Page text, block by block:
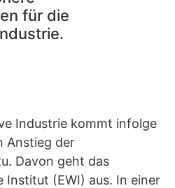
für die
Industrie kommt infolge
Anstieg der
Davon geht das
(EWI) aus. In einer